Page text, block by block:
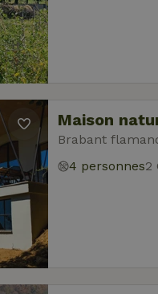
Maison
Brabant
4 personnes2